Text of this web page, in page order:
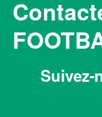
Suivez-